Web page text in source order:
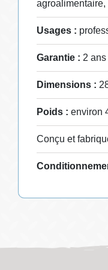
Usages :
Garantie : 2 ans
Dimensions :
Poids : environ
Conçu et